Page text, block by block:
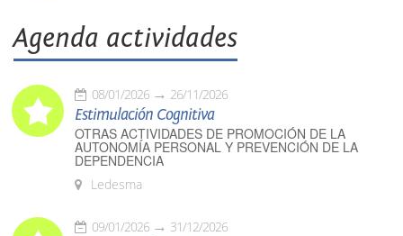
Agenda actividades
08/01/2026 26/11/2026
Estimulación Cognitiva
OTRAS ACTIVIDADES DE PROMOCIÓN DE LA
AUTONOMÍA PERSONAL Y PREVENCIÓN DE LA
DEPENDENCIA
Ledesma
09/01/2026 31/12/2026